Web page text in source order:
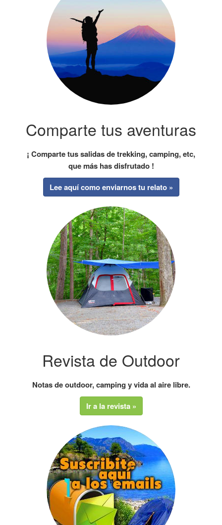
Comparte tus aventuras
¡ Comparte tus salidas de trekking, camping, etc,
que más has disfrutado !
Lee aquí como enviarnos tu relato »
Revista de Outdoor
Notas de outdoor, camping y vida al aire libre.
Ir a la revista »